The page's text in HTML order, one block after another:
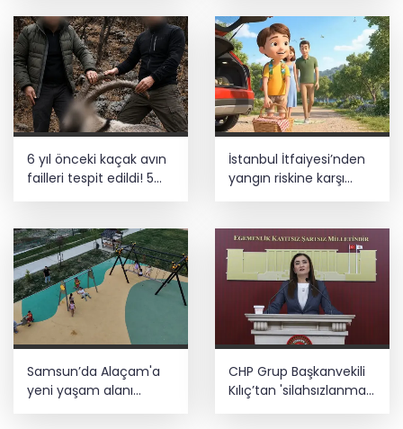
6 yıl önceki kaçak avın
failleri tespit edildi! 5
yaban keçisi için ceza
İstanbul İtfaiyesi’nden
yangın riskine karşı
videolu uyarı
Samsun’da Alaçam'a
yeni yaşam alanı
kazandırıldı
CHP Grup Başkanvekili
Kılıç’tan 'silahsızlanma'
vurgusu